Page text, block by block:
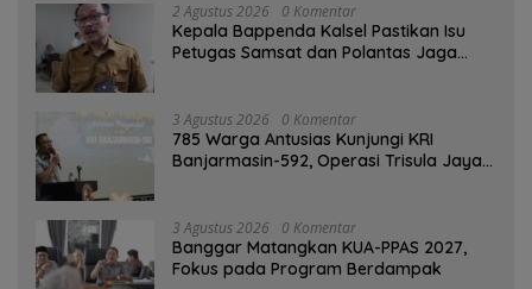
2 Agustus 2026 0 Komentar
Kepala Bappenda Kalsel Pastikan Isu
Petugas Samsat dan Polantas Jaga
3 Agustus 2026 0 Komentar
785 Warga Antusias Kunjungi KRI
Banjarmasin-592, Operasi Trisula Jaya
3 Agustus 2026 0 Komentar
‎Banggar Matangkan KUA-PPAS 2027,
Fokus pada Program Berdampak